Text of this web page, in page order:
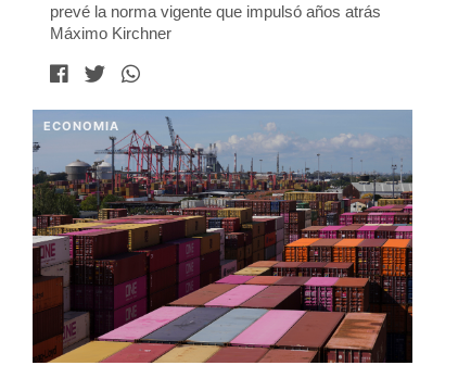
prevé la norma vigente que impulsó años atrás
Máximo Kirchner
ECONOMIA